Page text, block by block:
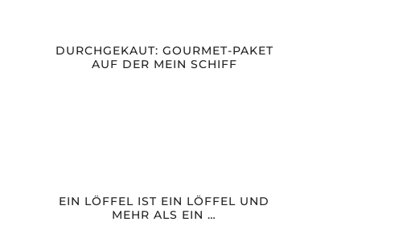
DURCHGEKAUT: GOURMET-PAKET
AUF DER MEIN SCHIFF
EIN LÖFFEL IST EIN LÖFFEL UND
MEHR ALS EIN …